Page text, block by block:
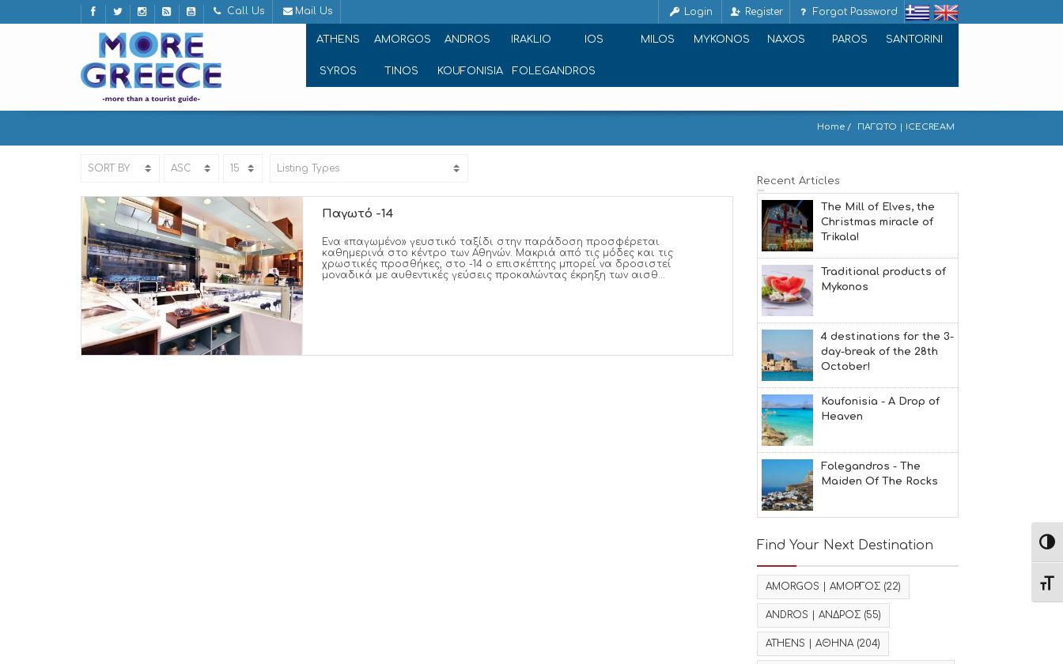
Call Us Mail Us Login Register Forgot Password
ATHENS AMORGOS ANDROS IRAKLIO IOS MILOS MYKONOS NAXOS PAROS SANTORINI
SYROS TINOS KOUFONISIA FOLEGANDROS
Home ΠΑΓΩΤΟ | ICECREAM
Παγωτό -14
Ένα «παγωμένο» γευστικό ταξίδι στην παράδοση προσφέρεται
καθημερινά στο κέντρο των Αθηνών. Μακριά από τις μόδες και τις
χρωστικές προσθήκες, στο -14 ο επισκέπτης μπορεί να δροσιστεί
μοναδικά με αυθεντικές γεύσεις προκαλώντας έκρηξη των αισθ...
Recent Articles
The Mill of Elves, the
Christmas miracle of
Trikala!
Traditional products of
Mykonos
4 destinations for the 3-
day-break of the 28th
October!
Koufonisia - A Drop of
Heaven
Folegandros - The
Maiden Of The Rocks
Find Your Next Destination
AMORGOS | ΑΜΟΡΓΟΣ (22)
ANDROS | ΑΝΔΡΟΣ (55)
ATHENS | ΑΘΗΝΑ(204)